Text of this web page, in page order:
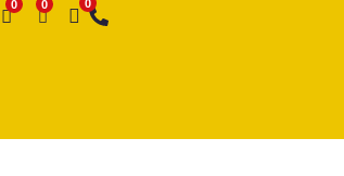
Desejo